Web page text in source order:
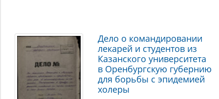
Дело о командировании
лекарей и студентов из
Казанского университета
в Оренбургскую губернию
для борьбы с эпидемией
холеры